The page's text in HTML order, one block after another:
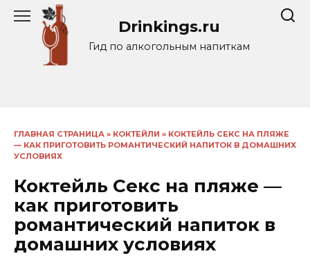
Перейти
содержанию
Drinkings.ru
Гид по алкогольным напиткам
ГЛАВНАЯ СТРАНИЦА » КОКТЕЙЛИ » КОКТЕЙЛЬ СЕКС НА ПЛЯЖЕ
— КАК ПРИГОТОВИТЬ РОМАНТИЧЕСКИЙ НАПИТОК В ДОМАШНИХ
УСЛОВИЯХ
Коктейль Секс на пляже —
как приготовить
романтический напиток в
домашних условиях